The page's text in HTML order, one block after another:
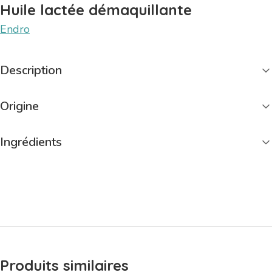
Huile lactée démaquillante
Endro
Description
Origine
Ingrédients
Produits similaires